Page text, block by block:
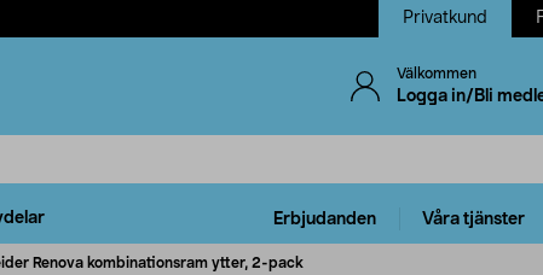
Privatkund
Välkommen
Logga in/Bli
Erbjudanden Våra tjänster
Renova kombinationsram ytter, 2-pack